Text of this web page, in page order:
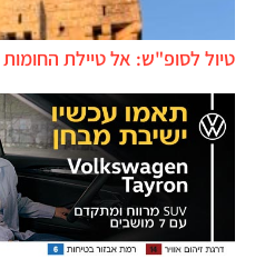
טיול לסופ"ש: אל טיילת